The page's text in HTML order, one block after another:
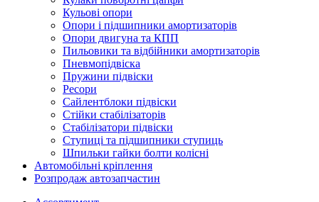
Кульові опори
Опори і підшипники амортизаторів
Опори двигуна та КПП
Пильовики та відбійники амортизаторів
Пневмопідвіска
Пружини підвіски
Ресори
Сайлентблоки підвіски
Стійки стабілізаторів
Стабілізатори підвіски
Ступиці та підшипники ступиць
Шпильки гайки болти колісні
Автомобільні кріплення
Розпродаж автозапчастин